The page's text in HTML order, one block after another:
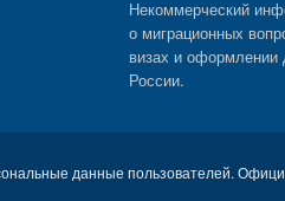
Некоммерческий
о миграционных
визах и оформлении
России.
данные пользователей.